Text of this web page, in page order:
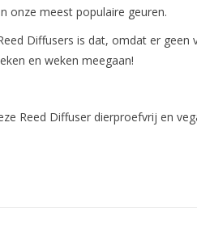
onze meest populaire geuren.
Diffusers is dat, omdat er geen
en weken meegaan!
Reed Diffuser dierproefvrij en